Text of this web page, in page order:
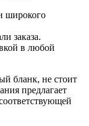
широкого
заказа.
в любой
бланк, не стоит
предлагает